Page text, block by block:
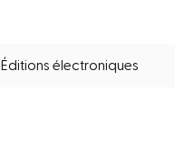
Éditions électroniques